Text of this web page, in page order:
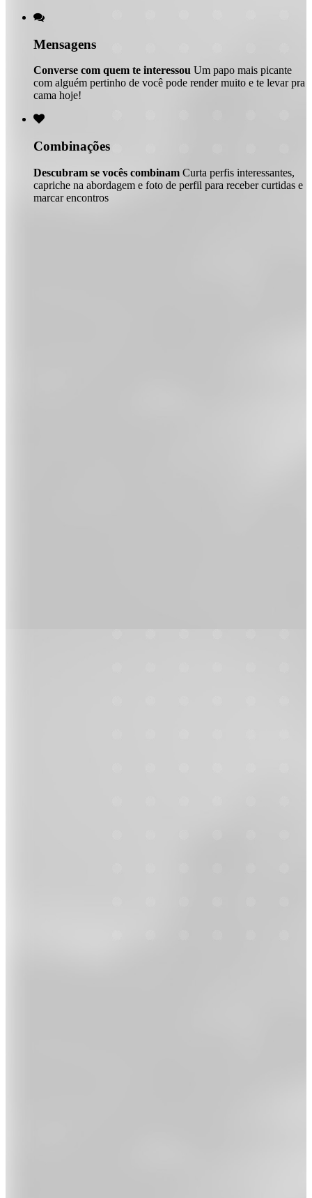

Mensagens
Converse com quem te interessou Um papo mais picante
com alguém pertinho de você pode render muito e te levar pra
cama hoje!

Combinações
Descubram se vocês combinam Curta perfis interessantes,
capriche na abordagem e foto de perfil para receber curtidas e
marcar encontros